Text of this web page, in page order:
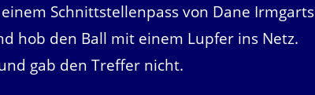
Schnittstellenpass von Dane Irmgarts
hob den Ball mit einem Lupfer ins Netz.
gab den Treffer nicht.